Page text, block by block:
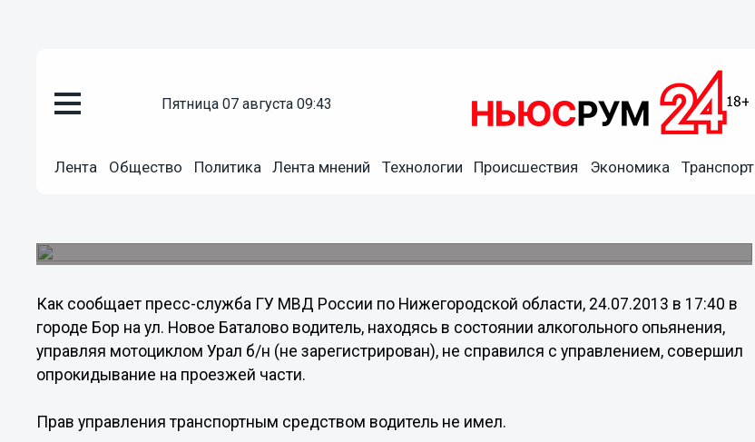
пятница 07 августа 09:43
Лента Общество Политика Лента мнений Технологии Происшествия Экономика Транспорт
Пьяный мотоциклист опрокинулся в Нижегородской
Как сообщает пресс-служба ГУ МВД России по Нижегородской области, 24.07.2013 в 17:40 в
городе Бор на ул. Новое Баталово водитель, находясь в состоянии алкогольного опьянения,
управляя мотоциклом Урал б/н (не зарегистрирован), не справился с управлением, совершил
опрокидывание на проезжей части.
Прав управления транспортным средством водитель не имел.